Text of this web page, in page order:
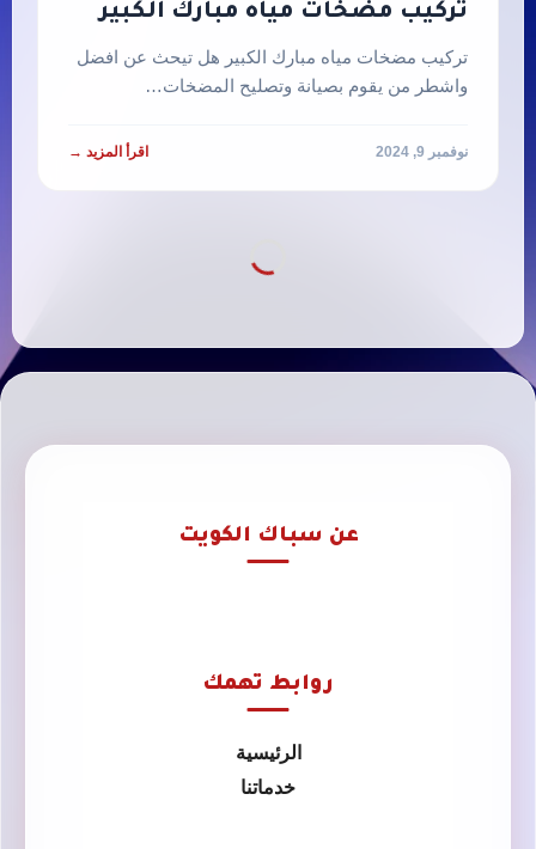
تركيب مضخات مياه مبارك الكبير
تركيب مضخات مياه مبارك الكبير هل تيحث عن افضل
واشطر من يقوم بصيانة وتصليح المضخات…
نوفمبر 9, 2024 اقرأ المزيد →
عن سباك الكويت
روابط تهمك
الرئيسية
خدماتنا